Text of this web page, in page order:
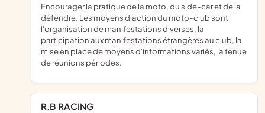
Encourager la pratique de la moto, du side-car et de la
défendre. Les moyens d'action du moto-club sont
l'organisation de manifestations diverses, la
participation aux manifestations étrangères au club, la
mise en place de moyens d'informations variés, la tenue
de réunions périodes.
R.B RACING